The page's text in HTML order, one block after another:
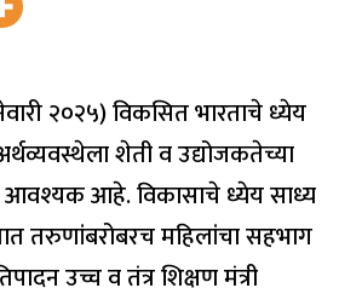
२०२५) विकसित भारताचे ध्येय
शेती व उद्योजकतेच्या
आवश्यक आहे. विकासाचे ध्येय साध्य
तरुणांबरोबरच महिलांचा सहभाग
उच्च व तंत्र शिक्षण मंत्री